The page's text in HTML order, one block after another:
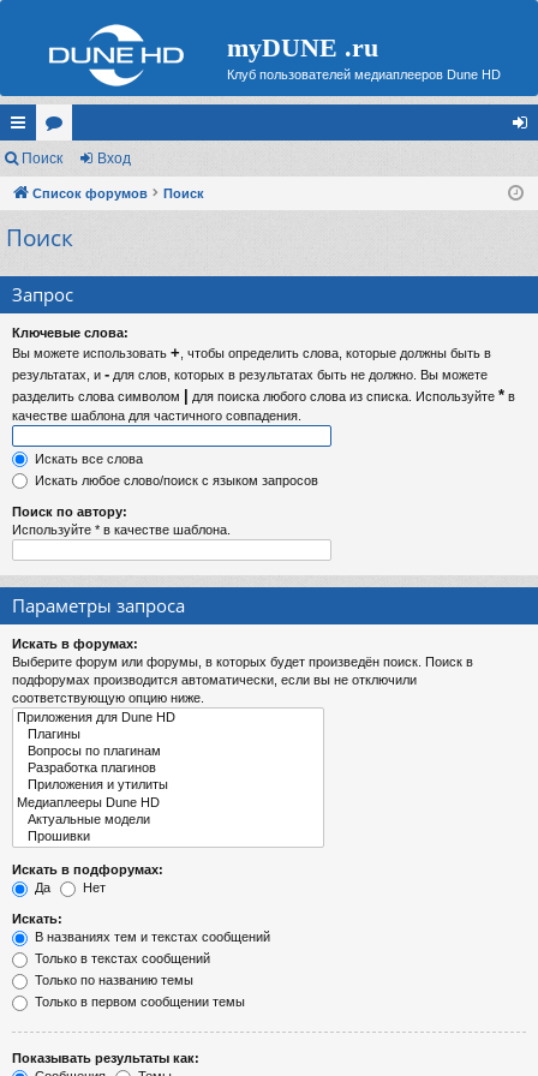
myDUNE .ru
Клуб пользователей медиаплееров Dune HD
с
ы
лк
ор
ум д
Поиск Вход
Список форумов Поиск
Поиск
Запрос
Ключевые слова:
Вы можете использовать + , чтобы определить слова, которые должны быть в
результатах, и - для слов, которых в результатах быть не должно. Вы можете
разделить слова символом | для поиска любого слова из списка. Используйте * в
качестве шаблона для частичного совпадения.
Искать все слова
Искать любое слово/поиск с языком запросов
Поиск по автору:
Используйте * в качестве шаблона.
Параметры запроса
Искать в форумах:
Выберите форум или форумы, в которых будет произведён поиск. Поиск в
подфорумах производится автоматически, если вы не отключили
соответствующую опцию ниже.
Искать в подфорумах:
Да
Нет
Искать:
В названиях тем и текстах сообщений
Только в текстах сообщений
Только по названию темы
Только в первом сообщении темы
Показывать результаты как: